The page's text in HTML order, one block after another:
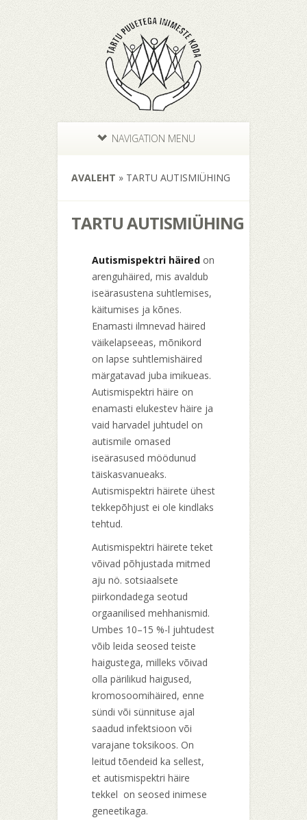
NAVIGATION MENU
AVALEHT » TARTU AUTISMIÜHING
TARTU AUTISMIÜHING
Autismispektri häired on
arenguhäired, mis avaldub
iseärasustena suhtlemises,
käitumises ja kõnes.
Enamasti ilmnevad häired
väikelapseeas, mõnikord
on lapse suhtlemishäired
märgatavad juba imikueas.
Autismispektri häire on
enamasti elukestev häire ja
vaid harvadel juhtudel on
autismile omased
iseärasused möödunud
täiskasvanueaks.
Autismispektri häirete ühest
tekkepõhjust ei ole kindlaks
tehtud.
Autismispektri häirete teket
võivad põhjustada mitmed
aju nö. sotsiaalsete
piirkondadega seotud
orgaanilised mehhanismid.
Umbes 10–15 %-l juhtudest
võib leida seosed teiste
haigustega, milleks võivad
olla pärilikud haigused,
kromosoomihäired, enne
sündi või sünnituse ajal
saadud infektsioon või
varajane toksikoos. On
leitud tõendeid ka sellest,
et autismispektri häire
tekkel on seosed inimese
geneetikaga.